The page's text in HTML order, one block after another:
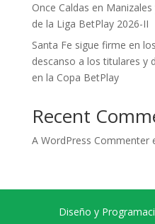
Once Caldas en
de la Liga BetPlay 2026-II
Santa Fe sigue firme en
descanso a los titulares y
en la Copa BetPlay
Recent
A WordPress Commenter
Diseño y